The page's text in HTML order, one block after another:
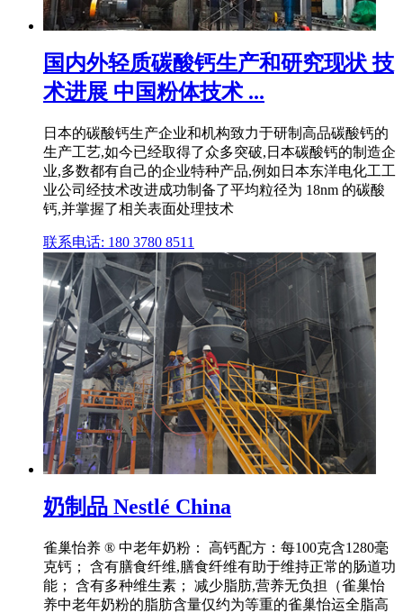
国内外轻质碳酸钙生产和研究现状 技
术进展 中国粉体技术 ...
日本的碳酸钙生产企业和机构致力于研制高品碳酸钙的
生产工艺,如今已经取得了众多突破,日本碳酸钙的制造企
业,多数都有自己的企业特种产品,例如日本东洋电化工工
业公司经技术改进成功制备了平均粒径为 18nm 的碳酸
钙,并掌握了相关表面处理技术
联系电话: 180 3780 8511
奶制品 Nestlé China
雀巢怡养 ® 中老年奶粉： 高钙配方：每100克含1280毫
克钙； 含有膳食纤维,膳食纤维有助于维持正常的肠道功
能； 含有多种维生素； 减少脂肪,营养无负担（雀巢怡
养中老年奶粉的脂肪含量仅约为等重的雀巢怡运全脂高